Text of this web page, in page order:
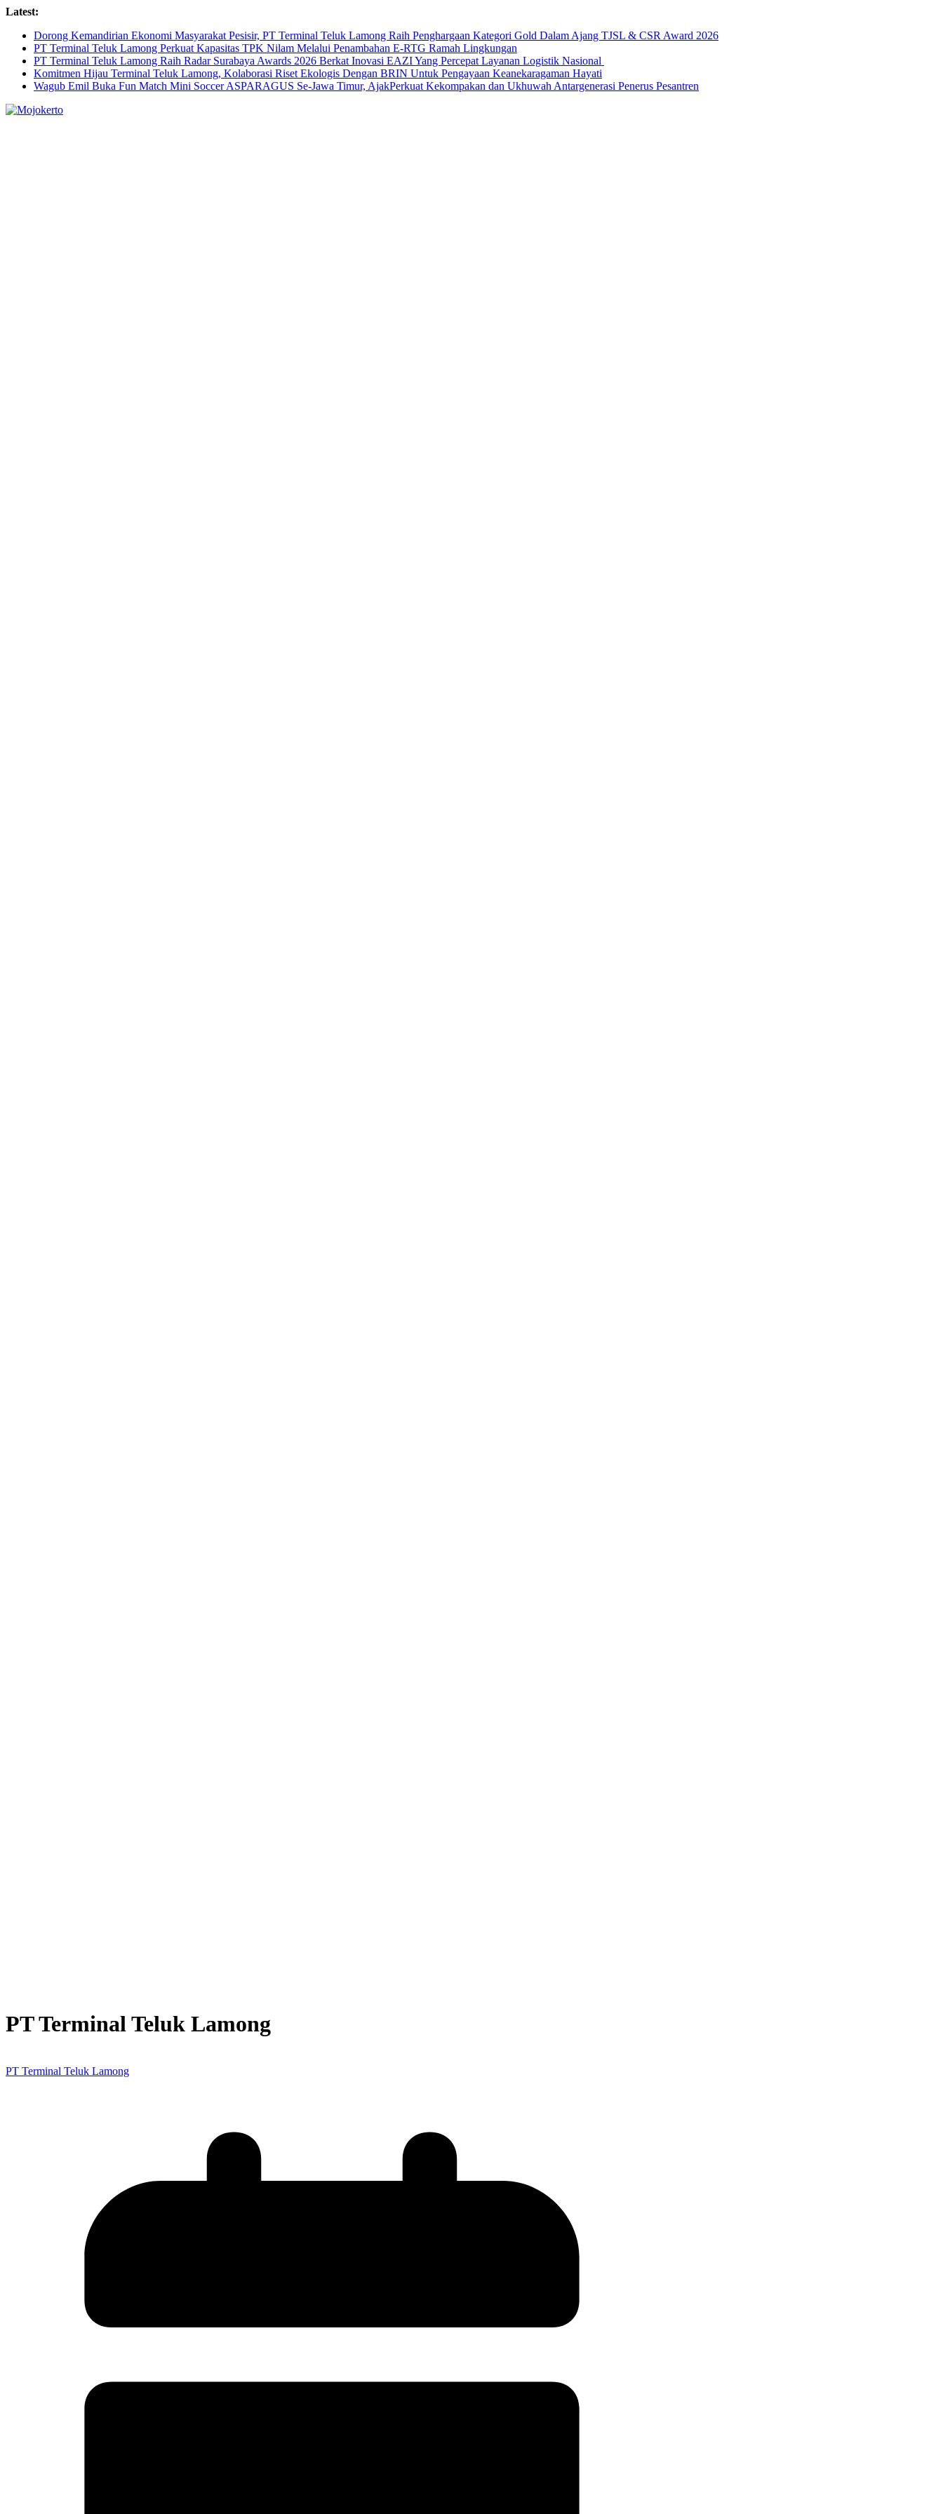
Skip
content
Latest:
Dorong Kemandirian Ekonomi Masyarakat Pesisir, PT Terminal Teluk Lamong Raih Penghargaan Kategori Gold Dalam Ajang TJSL & CSR Award 2026
PT Terminal Teluk Lamong Perkuat Kapasitas TPK Nilam Melalui Penambahan E-RTG Ramah Lingkungan
PT Terminal Teluk Lamong Raih Radar Surabaya Awards 2026 Berkat Inovasi EAZI Yang Percepat Layanan Logistik Nasional
Komitmen Hijau Terminal Teluk Lamong, Kolaborasi Riset Ekologis Dengan BRIN Untuk Pengayaan Keanekaragaman Hayati
Wagub Emil Buka Fun Match Mini Soccer ASPARAGUS Se-Jawa Timur, AjakPerkuat Kekompakan dan Ukhuwah Antargenerasi Penerus Pesantren
PT Terminal Teluk Lamong
PT Terminal Teluk Lamong